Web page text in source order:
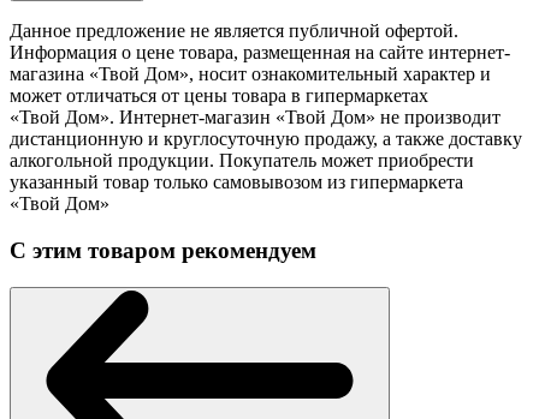
Данное предложение не является публичной офертой.
Информация о цене товара, размещенная на сайте интернет-
магазина «Твой Дом», носит ознакомительный характер и
может отличаться от цены товара в гипермаркетах
«Твой Дом». Интернет-магазин «Твой Дом» не производит
дистанционную и круглосуточную продажу, а также доставку
алкогольной продукции. Покупатель может приобрести
указанный товар только самовывозом из гипермаркета
«Твой Дом»
С этим товаром рекомендуем